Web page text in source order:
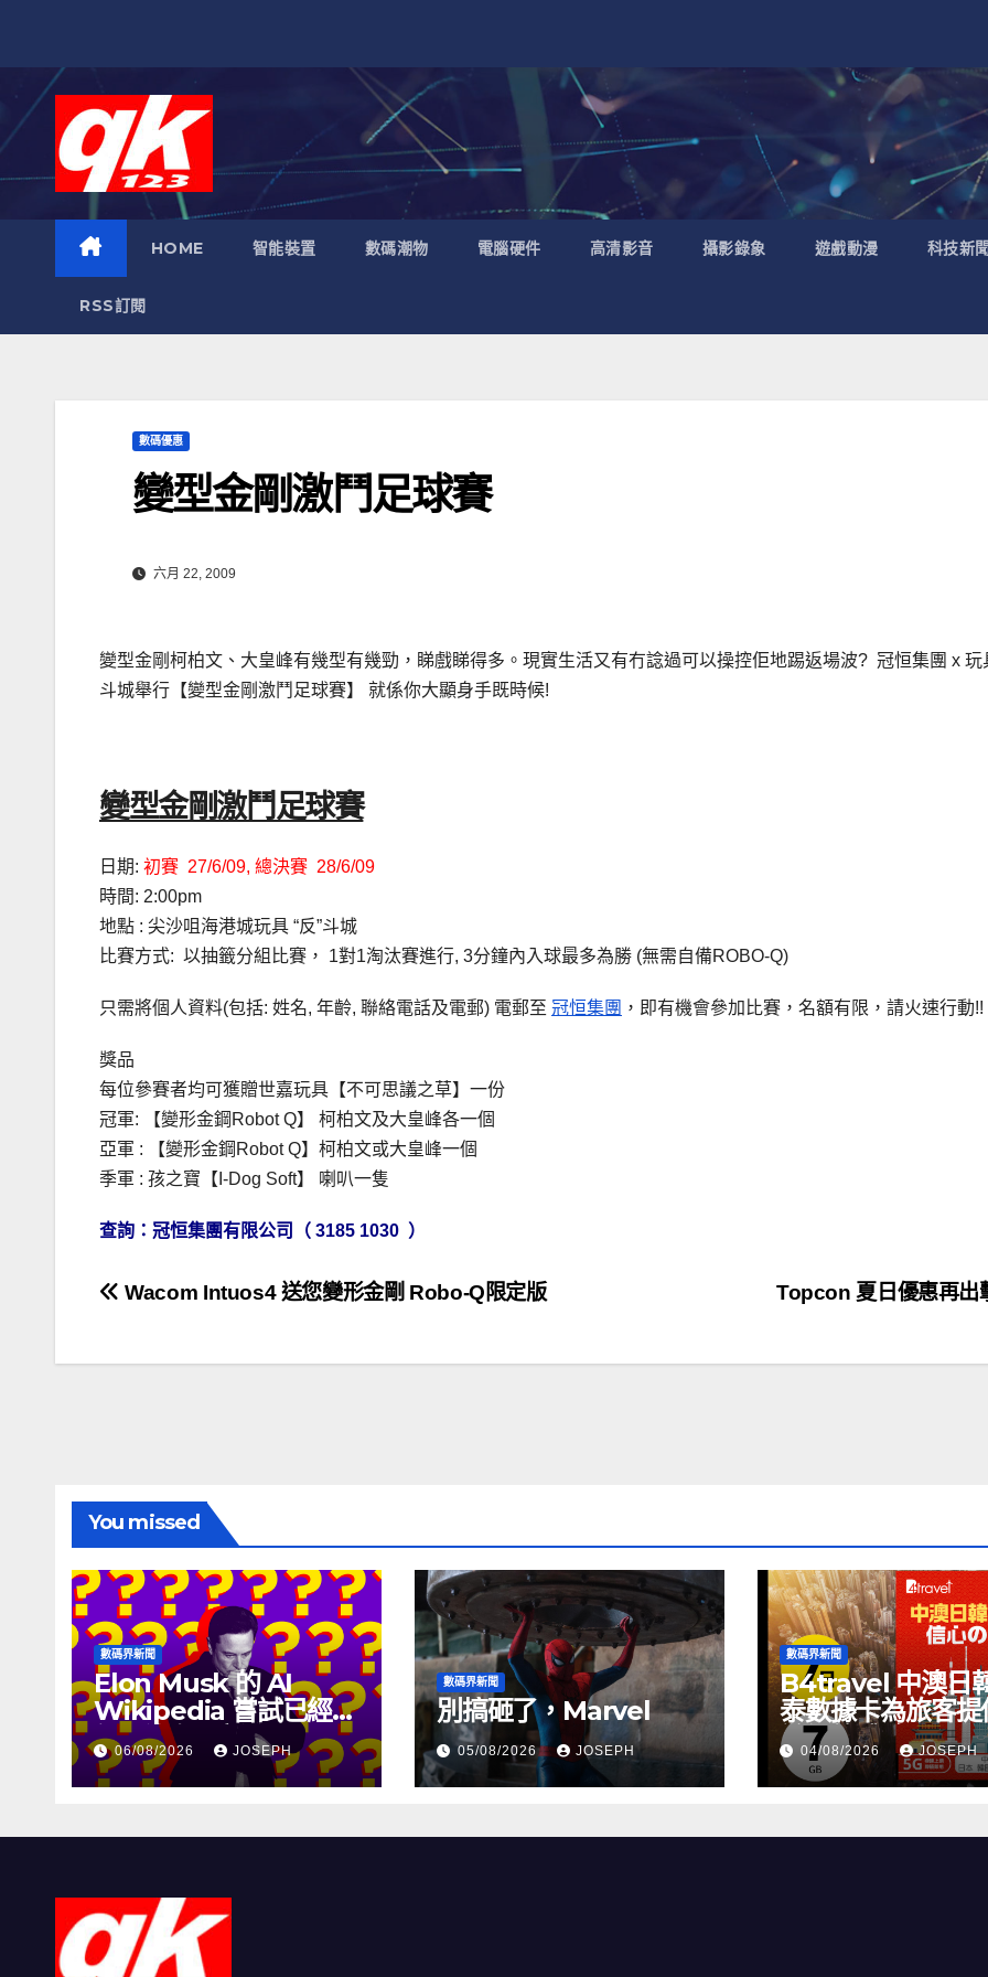
HOME 智能裝置 數碼潮物 電腦硬件 高清影音 攝影錄象 遊戲動漫 科技新
RSS訂閱
數碼優惠
變型金剛激鬥足球賽
六月 22, 2009
變型金剛柯柏文、大皇峰有幾型有幾勁，睇戲睇得多。現實生活又有冇諗過可以操控佢地踢返場波? 冠恒集團 x 玩
斗城舉行【變型金剛激鬥足球賽】 就係你大顯身手既時候!
變型金剛激鬥足球賽
日期: 初賽 27/6/09, 總決賽 28/6/09
時間: 2:00pm
地點 : 尖沙咀海港城玩具 “反”斗城
比賽方式: 以抽籤分組比賽， 1對1淘汰賽進行, 3分鐘內入球最多為勝 (無需自備ROBO-Q)
只需將個人資料(包括: 姓名, 年齡, 聯絡電話及電郵) 電郵至 冠恒集團 ，即有機會參加比賽，名額有限，請火速行動!!
獎品
每位參賽者均可獲贈世嘉玩具【不可思議之草】一份
冠軍: 【變形金鋼Robot Q】 柯柏文及大皇峰各一個
亞軍 : 【變形金鋼Robot Q】柯柏文或大皇峰一個
季軍 : 孩之寶【I-Dog Soft】 喇叭一隻
查詢：冠恒集團有限公司（ 3185 1030 ）
文
Topcon 夏日優惠再出
Wacom Intuos4 送您變形金剛 Robo-Q限定版
You missed
數碼界新聞
Elon Musk 的 AI
Wikipedia 嘗試已經幾
個月沒有更新了
06/08/2026 JOSEPH
數碼界新聞
別搞砸了，Marvel
05/08/2026 JOSEPH
數碼界新聞
B4travel 中澳日
泰數據卡為旅客提
縫網絡體驗
04/08/2026 JOSEPH